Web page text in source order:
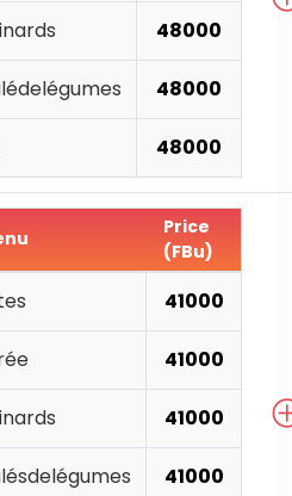
48000
48000
48000
Price
(FBu)
41000
41000
41000
41000